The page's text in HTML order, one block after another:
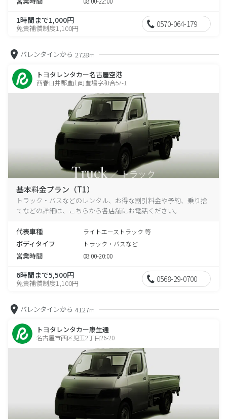
1時間まで1,000円
免責補償制度1,100円 0570-064-179
バレンタインから 2728m
トヨタレンタカー名古屋空港
西春日井郡豊山町豊場字和合57-1
基本料金プラン（T1）
トラック・バスなどのレンタル、お得な割引料金や予約、乗り捨
てなどの詳細は、こちらから各店舗にお電話ください。
代表車種 ライトエーストラック 等
ボディタイプ トラック・バスなど
営業時間 08:00-20:00
6時間まで5,500円
免責補償制度1,100円 0568-29-0700
バレンタインから 4127m
トヨタレンタカー康生通
名古屋市西区児玉2丁目26-20